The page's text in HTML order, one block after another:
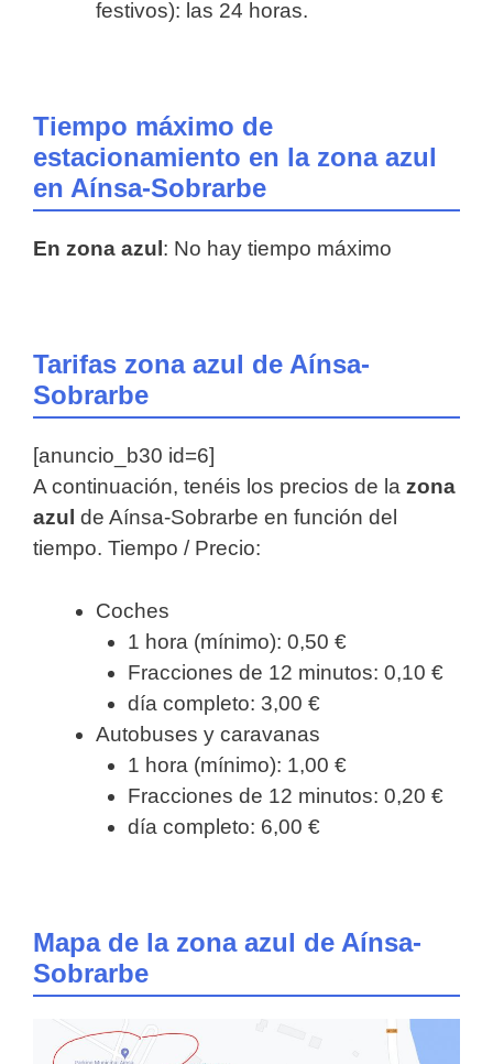
festivos): las 24 horas.
Tiempo máximo de
estacionamiento en la zona azul
en Aínsa-Sobrarbe
En zona azul : No hay tiempo máximo
Tarifas zona azul de Aínsa-
Sobrarbe
[anuncio_b30 id=6]
A continuación, tenéis los precios de la zona
azul de Aínsa-Sobrarbe en función del
tiempo. Tiempo / Precio:
Coches
1 hora (mínimo): 0,50 €
Fracciones de 12 minutos: 0,10 €
día completo: 3,00 €
Autobuses y caravanas
1 hora (mínimo): 1,00 €
Fracciones de 12 minutos: 0,20 €
día completo: 6,00 €
Mapa de la zona azul de Aínsa-
Sobrarbe